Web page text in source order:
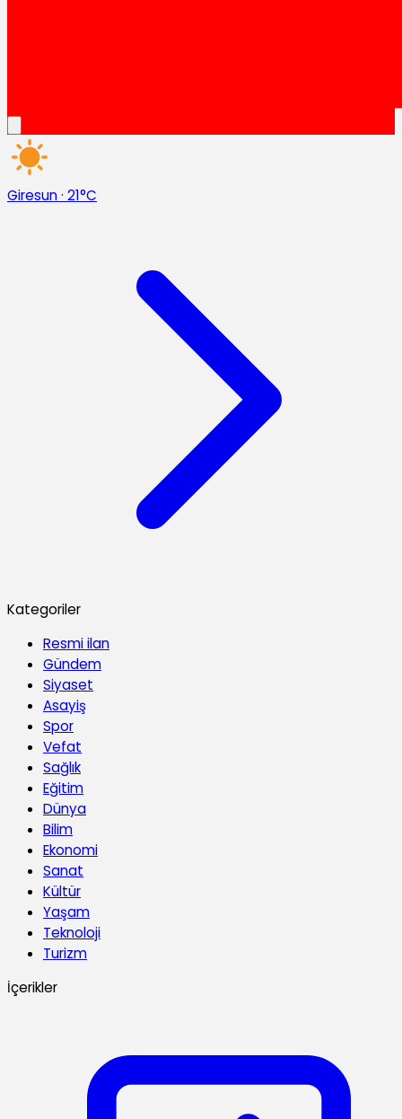
Giresun· 21°C
Kategoriler
Resmi ilan
Gündem
Siyaset
Asayiş
Spor
Vefat
Sağlık
Eğitim
Dünya
Bilim
Ekonomi
Sanat
Kültür
Yaşam
Teknoloji
Turizm
İçerikler